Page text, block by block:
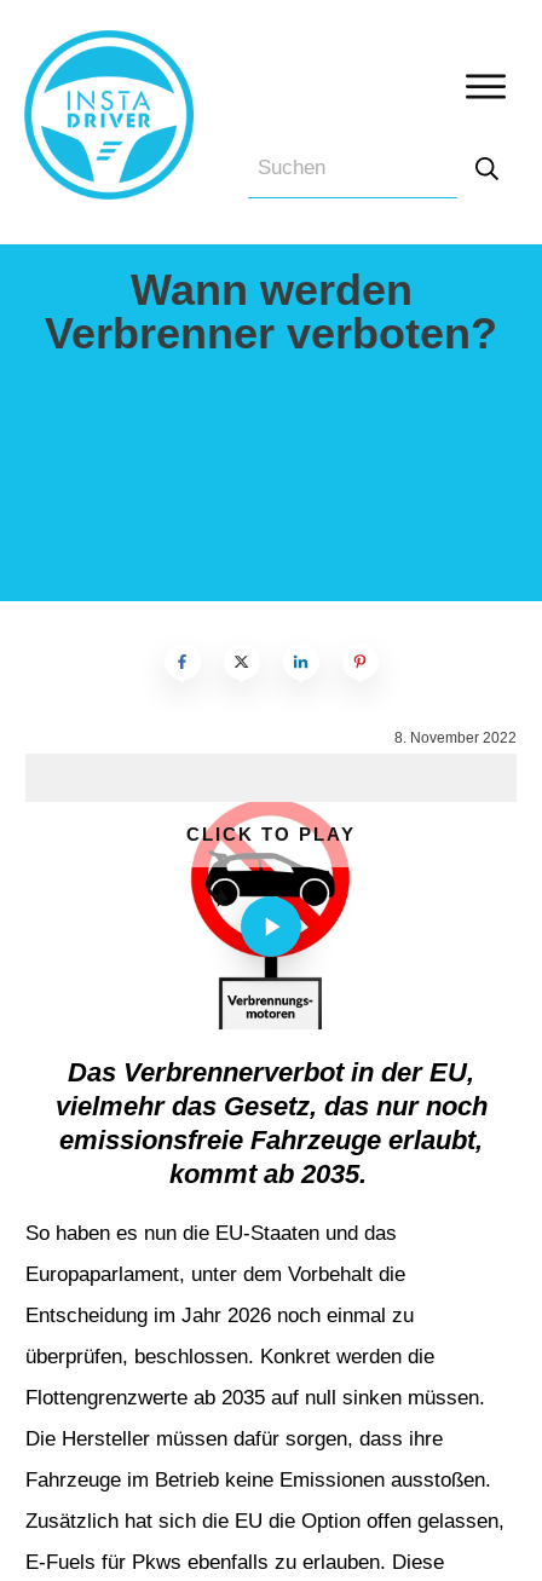
Wann werden
Verbrenner verboten?
8. November 2022
CLICK TO PLAY
Das Verbrennerverbot in der EU,
vielmehr das Gesetz, das nur noch
emissionsfreie Fahrzeuge erlaubt,
kommt ab 2035.
So haben es nun die EU-Staaten und das
Europaparlament, unter dem Vorbehalt die
Entscheidung im Jahr 2026 noch einmal zu
überprüfen, beschlossen. Konkret werden die
Flottengrenzwerte ab 2035 auf null sinken müssen.
Die Hersteller müssen dafür sorgen, dass ihre
Fahrzeuge im Betrieb keine Emissionen ausstoßen.
Zusätzlich hat sich die EU die Option offen gelassen,
E-Fuels für Pkws ebenfalls zu erlauben. Diese